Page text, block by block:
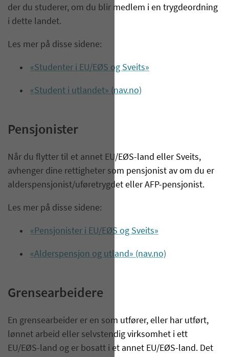
der du studerer, om du blir medlem i en trygdeordning
i dette landet.
Les mer på disse sidene:
«Studenter i EU/EØS og Sveits»
«Student i utlandet» (nav.no)
Pensjonister
​Når du flytter til et annet EU/EØS-land eller Sveits,
avhenger dine rettigheter som pensjonist av om du er
alderspensjonist/uføretrygdet eller AFP-pensjonist.​
Les mer på disse sidene:
«Pensjonister i EU/EØS og Sveits»
«Alderspensjon og utland» (nav.no)
Grensearbeidere
En grensearbeider er en som utfører, eller har utført,
lønnet arbeid eller selvstendig virksomhet i ett
EU/EØS-land og er bosatt i et annet EU/EØS-land. Det